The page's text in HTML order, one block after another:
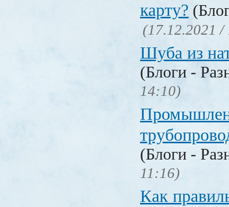
карту?
(17.12.2021 /
Шуба из
(Блоги -
14:10)
(Блоги -
11:16)
Как